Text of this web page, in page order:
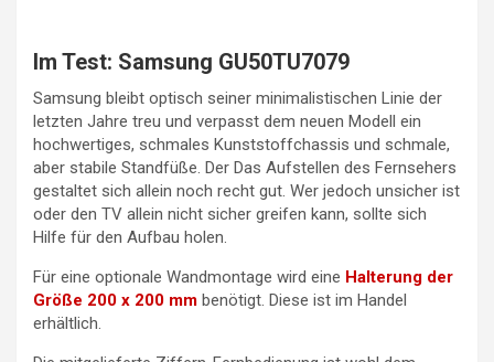
Im Test: Samsung GU50TU7079
Samsung bleibt optisch seiner minimalistischen Linie der
letzten Jahre treu und verpasst dem neuen Modell ein
hochwertiges, schmales Kunststoffchassis und schmale,
aber stabile Standfüße. Der Das Aufstellen des Fernsehers
gestaltet sich allein noch recht gut. Wer jedoch unsicher ist
oder den TV allein nicht sicher greifen kann, sollte sich
Hilfe für den Aufbau holen.
Für eine optionale Wandmontage wird eine Halterung der
Größe 200 x 200 mm benötigt. Diese ist im Handel
erhältlich.